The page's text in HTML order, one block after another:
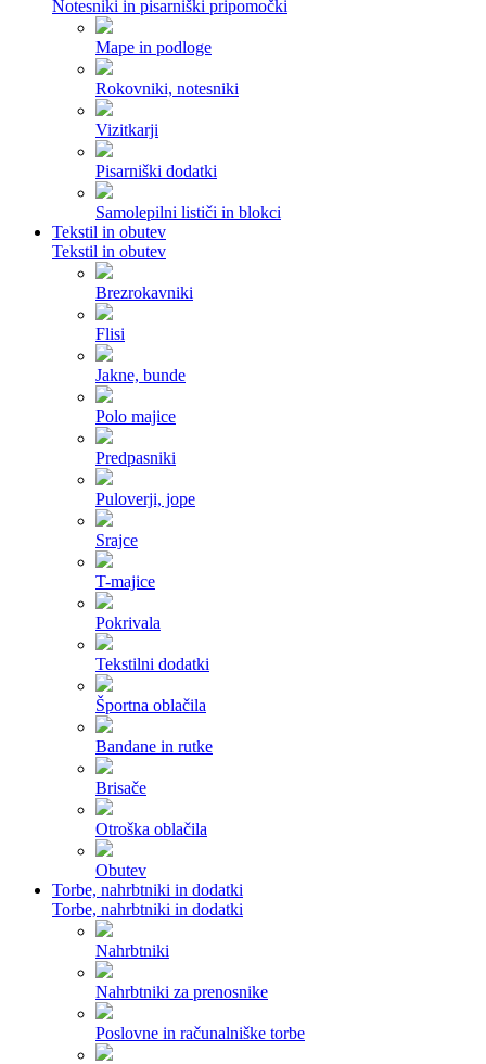
Notesniki in pisarniški pripomočki
Mape in podloge
Rokovniki, notesniki
Vizitkarji
Pisarniški dodatki
Samolepilni lističi in blokci
Tekstil in obutev
Tekstil in obutev
Brezrokavniki
Flisi
Jakne, bunde
Polo majice
Predpasniki
Puloverji, jope
Srajce
T-majice
Pokrivala
Tekstilni dodatki
Športna oblačila
Bandane in rutke
Brisače
Otroška oblačila
Obutev
Torbe, nahrbtniki in dodatki
Torbe, nahrbtniki in dodatki
Nahrbtniki
Nahrbtniki za prenosnike
Poslovne in računalniške torbe